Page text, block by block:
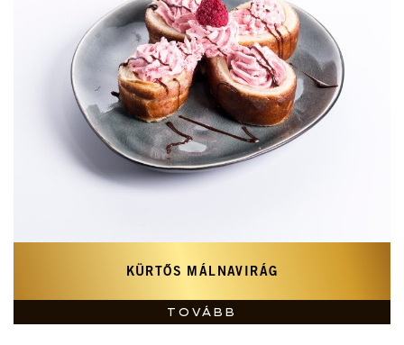
KÜRTŐS MÁLNAVIRÁG
TOVÁBB